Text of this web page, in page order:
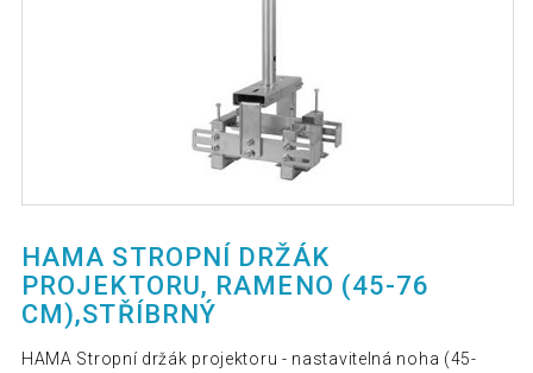
HAMA STROPNÍ DRŽÁK
PROJEKTORU, RAMENO (45-76
CM),STŘÍBRNÝ
HAMA Stropní držák projektoru - nastavitelná noha (45-